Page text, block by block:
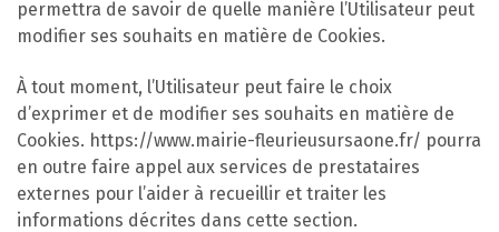
permettra de savoir de quelle manière l’Utilisateur peut
modifier ses souhaits en matière de Cookies.
À tout moment, l’Utilisateur peut faire le choix
d’exprimer et de modifier ses souhaits en matière de
Cookies. https://www.mairie-fleurieusursaone.fr/ pourra
en outre faire appel aux services de prestataires
externes pour l’aider à recueillir et traiter les
informations décrites dans cette section.